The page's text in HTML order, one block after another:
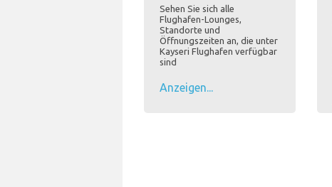
Sehen Sie sich alle
Flughafen-Lounges,
Standorte und
Öffnungszeiten an, die unter
Kayseri Flughafen verfügbar
sind
Anzeigen...